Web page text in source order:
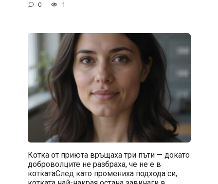
0 1
Котка от приюта връщаха три пъти — докато
доброволците не разбраха, че не е в
коткатаСлед като промениха подхода си,